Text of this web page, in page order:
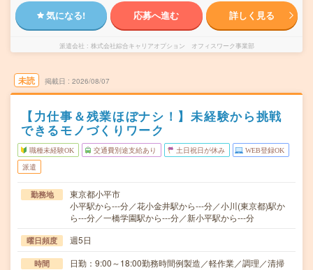
気になる! 応募へ進む 詳しく見る
派遣会社 株式会社綜合キャリアオプション オフィスワーク事業部
未読 掲載日 2026/08/07
【力仕事＆残業ほぼナシ！】未経験から挑戦
できるモノづくりワーク
職種未経験OK 交通費別途支給あり 土日祝日が休み WEB登録OK
派遣
勤務地
東京都小平市
小平駅から---分／花小金井駅から---分／小川(東京都)駅か
ら---分／一橋学園駅から---分／新小平駅から---分
曜日頻度 週5日
時間 日勤：9:00～18:00勤務時間例製造／軽作業／調理／清掃